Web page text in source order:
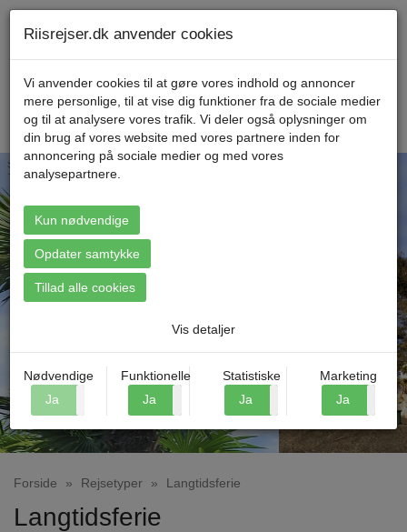
Menu
Forside » Rejsetyper » Langtidsferie
Langtidsferie
Riisrejser.dk anvender cookies
Vi anvender cookies til at gøre vores indhold og annoncer
mere personlige, til at vise dig funktioner fra de sociale medier
og til at analysere vores trafik. Vi deler også oplysninger om
din brug af vores website med vores partnere inden for
annoncering på sociale medier og med vores
analysepartnere.
Kun nødvendige
Opdater samtykke
Tillad alle cookies
Vis detaljer
Nødvendige
Ja
Funktionelle
Ja
Statistiske
Ja
Marketing
Ja